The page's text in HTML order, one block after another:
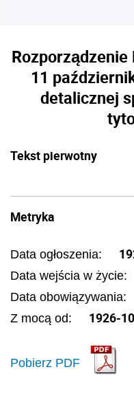
11
detalicznej
Tekst pierwotny
Metryka
Data ogłoszenia:
Data wejścia w życie:
Data obowiązywania:
Z mocą od: 1926-
Pobierz PDF